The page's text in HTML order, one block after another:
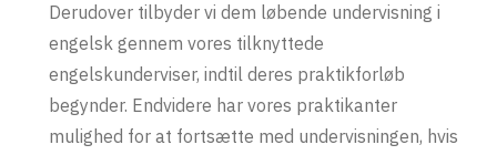
Derudover tilbyder vi dem løbende undervisning i
engelsk gennem vores tilknyttede
engelskunderviser, indtil deres praktikforløb
begynder. Endvidere har vores praktikanter
mulighed for at fortsætte med undervisningen, hvis